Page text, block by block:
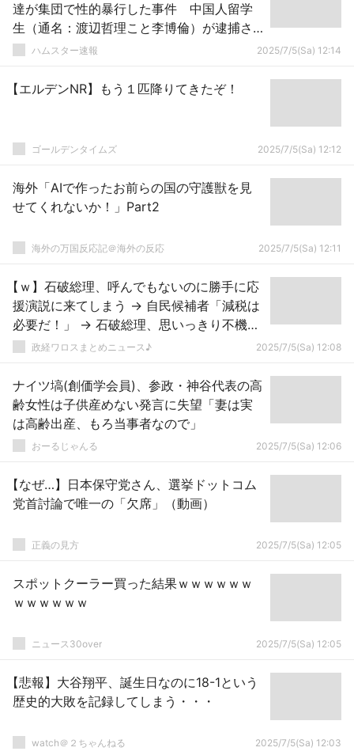
達が集団で性的暴行した事件 中国人留学
生（通名：渡辺哲理こと李博倫）が逮捕さ
れるハムスター速報 2025/7/5(Sa) 12:14
【エルデンNR】もう１匹降りてきたぞ！
ゴールデンタイムズ 2025/7/5(Sa) 12:12
海外「AIで作ったお前らの国の守護獣を見
せてくれないか！」Part2
海外の万国反応記＠海外の反応 2025/7/5(Sa) 12:11
【ｗ】石破総理、呼んでもないのに勝手に応
援演説に来てしまう → 自民候補者「減税は
必要だ！」 → 石破総理、思いっきり不機嫌
に → ｗｗｗｗｗｗｗｗｗｗｗｗｗｗｗｗｗ
政経ワロスまとめニュース♪ 2025/7/5(Sa) 12:08
ナイツ塙(創価学会員)、参政・神谷代表の高
齢女性は子供産めない発言に失望「妻は実
は高齢出産、もろ当事者なので」
おーるじゃんる 2025/7/5(Sa) 12:06
【なぜ…】日本保守党さん、選挙ドットコム
党首討論で唯一の「欠席」（動画）
正義の見方 2025/7/5(Sa) 12:05
スポットクーラー買った結果ｗｗｗｗｗｗ
ｗｗｗｗｗｗ
ニュース30over 2025/7/5(Sa) 12:05
【悲報】大谷翔平、誕生日なのに18-1という
歴史的大敗を記録してしまう・・・
watch＠２ちゃんねる 2025/7/5(Sa) 12:03